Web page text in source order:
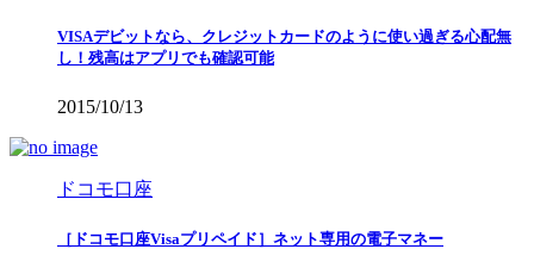
VISAデビットなら、クレジットカードのように使い過ぎる心配無
し！残高はアプリでも確認可能
2015/10/13
ドコモ口座
［ドコモ口座Visaプリペイド］ネット専用の電子マネー